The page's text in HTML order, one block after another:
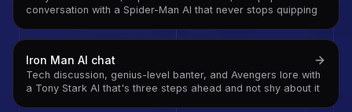
conversation with a Spider-Man AI that never stops quipping
Iron Man AI chat
Tech discussion, genius-level banter, and Avengers lore with
a Tony Stark AI that's three steps ahead and not shy about it